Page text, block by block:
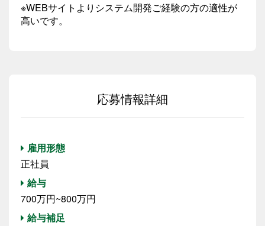
※WEBサイトよりシステム開発ご経験の方の適性が
高いです。
応募情報詳細
雇用形態
正社員
給与
700万円~800万円
給与補足